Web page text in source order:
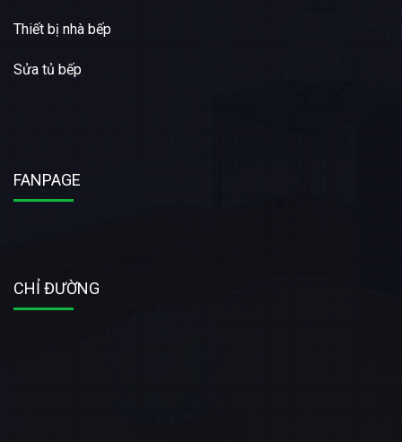
Thiết bị nhà bếp
Sửa tủ bếp
FANPAGE
CHỈ ĐƯỜNG